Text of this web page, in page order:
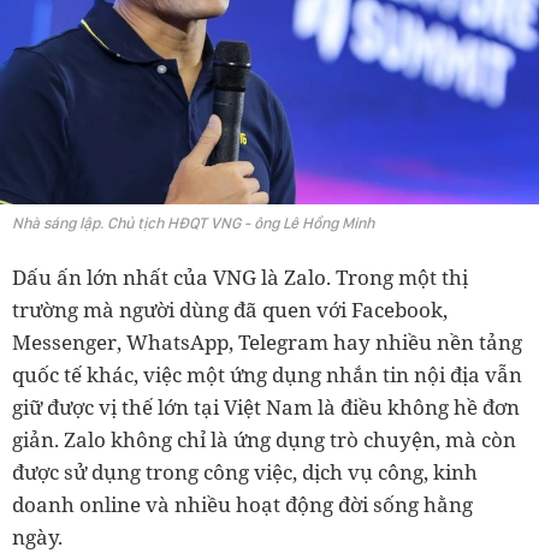
Nhà sáng lập. Chủ tịch HĐQT VNG - ông Lê Hồng Minh
Dấu ấn lớn nhất của VNG là Zalo. Trong một thị
trường mà người dùng đã quen với Facebook,
Messenger, WhatsApp, Telegram hay nhiều nền tảng
quốc tế khác, việc một ứng dụng nhắn tin nội địa vẫn
giữ được vị thế lớn tại Việt Nam là điều không hề đơn
giản. Zalo không chỉ là ứng dụng trò chuyện, mà còn
được sử dụng trong công việc, dịch vụ công, kinh
doanh online và nhiều hoạt động đời sống hằng
ngày.